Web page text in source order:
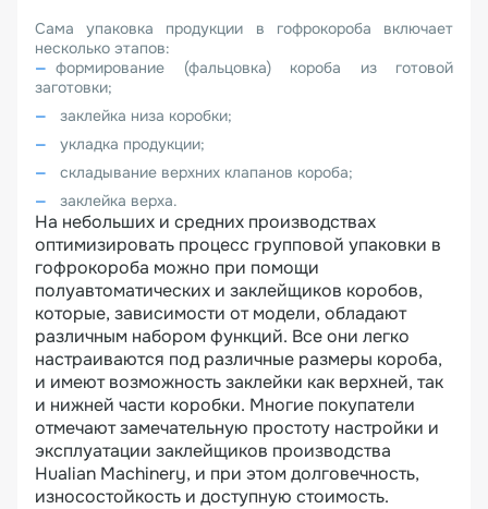
Сама упаковка продукции в гофрокороба включает
несколько этапов:
формирование (фальцовка) короба из готовой
заготовки;
заклейка низа коробки;
укладка продукции;
складывание верхних клапанов короба;
заклейка верха.
На небольших и средних производствах
оптимизировать процесс групповой упаковки в
гофрокороба можно при помощи
полуавтоматических и заклейщиков коробов,
которые, зависимости от модели, обладают
различным набором функций. Все они легко
настраиваются под различные размеры короба,
и имеют возможность заклейки как верхней, так
и нижней части коробки. Многие покупатели
отмечают замечательную простоту настройки и
эксплуатации заклейщиков производства
Hualian Machinery, и при этом долговечность,
износостойкость и доступную стоимость.